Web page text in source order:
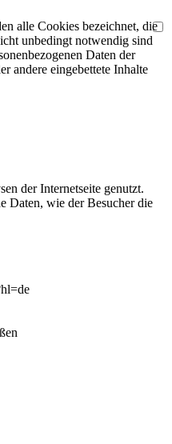
alle Cookies bezeichnet, die
unbedingt notwendig sind
Daten der
andere eingebettete Inhalte
der Internetseite genutzt.
Daten, wie der Besucher die